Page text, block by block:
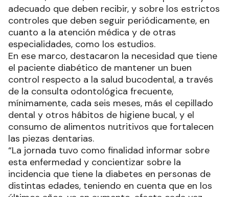
adecuado que deben recibir, y sobre los estrictos
controles que deben seguir periódicamente, en
cuanto a la atención médica y de otras
especialidades, como los estudios.
En ese marco, destacaron la necesidad que tiene
el paciente diabético de mantener un buen
control respecto a la salud bucodental, a través
de la consulta odontológica frecuente,
mínimamente, cada seis meses, más el cepillado
dental y otros hábitos de higiene bucal, y el
consumo de alimentos nutritivos que fortalecen
las piezas dentarias.
“La jornada tuvo como finalidad informar sobre
esta enfermedad y concientizar sobre la
incidencia que tiene la diabetes en personas de
distintas edades, teniendo en cuenta que en los